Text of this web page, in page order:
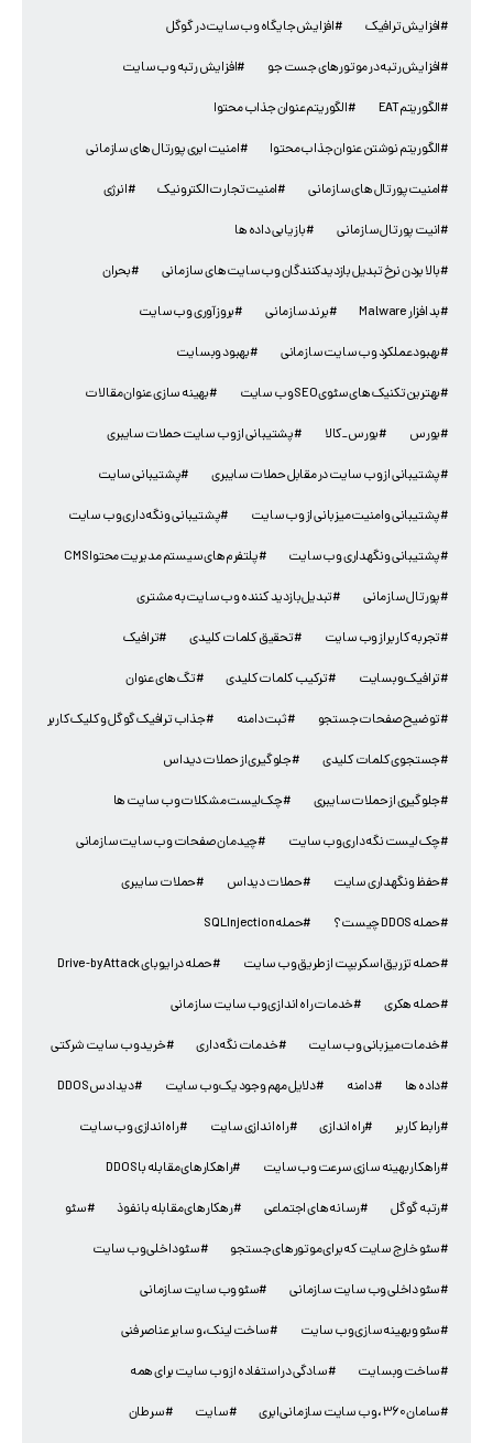
#افزایش ترافیک #افزایش جایگاه وب سایت در گوگل
#افزایش رتبه در موتورهای جست جو #افزایش رتبه وب سایت
#الگوریتم EAT #الگوریتم عنوان جذاب محتوا
#الگوریتم نوشتن عنوان جذاب محتوا #امنیت ابری پورتال های سازمانی
#امنیت پورتال های سازمانی #امنیت تجارت الکترونیک #انرژی
#انیت پورتال سازمانی #بازیابی داده ها
#بالا بردن نرخ تبدیل بازدیدکنندگان وب سایت های سازمانی #بحران
#بد افزار Malware #برند سازمانی #بروزآوری وب سایت
#بهبود عملکرد وب سایت سازمانی #بهبود وبسایت
#بهترین تکنیک های سئوی SEO وب سایت #بهینه سازی عنوان مقالات
#بورس #بورس_کالا #پشتیبانی از وب سایت حملات سایبری
#پشتیبانی از وب سایت در مقابل حملات سایبری #پشتیبانی سایت
#پشتیبانی و امنیت میزبانی از وب سایت #پشتیبانی و نگه داری وب سایت
#پشتیبانی و نگهداری وب سایت #پلتفرم‌های سیستم مدیریت محتوا CMS
#پورتال سازمانی #تبدیل بازدید کننده وب سایت به مشتری
#تجربه کاربر از وب سایت #تحقیق کلمات کلیدی #ترافیک
#ترافیک وبسایت #ترکیب کلمات کلیدی #تگ های عنوان
#توضیح صفحات جستجو #ثبت دامنه #جذاب ترافیک گوگل و کلیک کاربر
#جستجوی کلمات کلیدی #جلوگیری از حملات دیداس
#جلوگیری از حملات سایبری #چک لیست مشکلات وب سایت ها
#چک لیست نگه داری وب سایت #چیدمان صفحات وب سایت سازمانی
#حفظ و نگهداری سایت #حملات دیداس #حملات سایبری
#حمله DDOS چیست؟ #حمله SQL Injection
#حمله تزریق اسکریپت از طریق وب سایت #حمله درایو بای Drive-by Attack
#حمله هکری #خدمات راه اندازی وب سایت سازمانی
#خدمات میزبانی وب سایت #خدمات نگه داری #خرید وب سایت شرکتی
#داده ها #دامنه #دلایل مهم وجود یک وب سایت #دیدادس DDOS
#رابط کاربر #راه اندازی #راه اندازی سایت #راه اندازی وب سایت
#راهکار بهینه سازی سرعت وب سایت #راهکارهای مقابله با DDOS
#رتبه گوگل #رسانه های اجتماعی #رهکارهای مقابله با نفوذ #سئو
#سئو خارج سایت که برای موتورهای جستجو #سئو داخلی وب سایت
#سئو داخلی وب سایت سازمانی #سئو وب سایت سازمانی
#سئو و بهینه سازی وب سایت #ساخت لینک، و سایر عناصر فنی
#ساخت وبسایت #سادگی در استفاده از وب سایت برای همه
#سامان 360، وب سایت سازمانی ابری #سایت #سرطان